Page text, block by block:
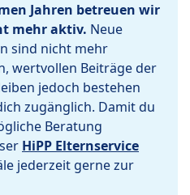
Jahren betreuen wir
mehr aktiv. Neue
sind nicht mehr
wertvollen Beiträge der
jedoch bestehen
zugänglich. Damit du
Beratung
HiPP Elternservice
jederzeit gerne zur